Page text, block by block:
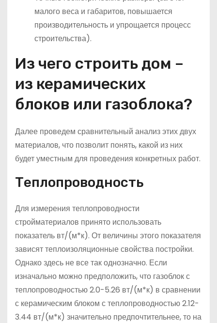
малого веса и габаритов, повышается
производительность и упрощается процесс
строительства).
Из чего строить дом –
из керамических
блоков или газоблока?
Далее проведем сравнительный анализ этих двух
материалов, что позволит понять, какой из них
будет уместным для проведения конкретных работ.
Теплопроводность
Для измерения теплопроводности
стройматериалов принято использовать
показатель вт/(м*к). От величины этого показателя
зависят теплоизоляционные свойства постройки.
Однако здесь не все так однозначно. Если
изначально можно предположить, что газоблок с
теплопроводностью 2.0-5.26 вт/(м*к) в сравнении
с керамическим блоком с теплопроводностью 2.12-
3.44 вт/(м*к) значительно предпочтительнее, то на